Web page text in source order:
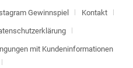
Gewinnspiel Kontakt
mit Kundeninformationen